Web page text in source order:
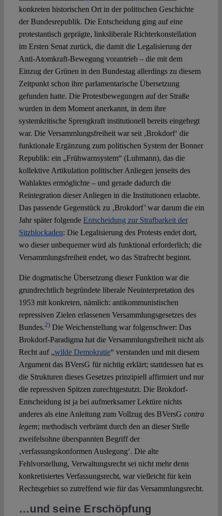
konkreten historischen Ort in der politischen Geschichte
der Bundesrepublik. Die Entscheidung ging auf eine
protestantisch geprägte, linksliberale Richterkonstellation
im Ersten Senat zurück, die damit die Legalisierung der
Anti-Atomkraft-Bewegung vorantrieb – die mit dem
Einzug der Grünen in den Bundestag allerdings zu diesem
Zeitpunkt schon ihre parlamentarische Übersetzung
gefunden hatte. Die Protestbewegungen auf der Straße
wurden in dem Moment anerkannt, in dem ihre
systemkritische Sprengkraft institutionell bereits eingehegt
war. Die Versammlungsfreiheit war seit ‚Brokdorf‘ die
funktionale Ergänzung zum politischen System der Bonner
Republik: ein „Frühwarnsystem“ (Luhmann), das die
kollektive Artikulation politischer Anliegen jenseits des
Wahlaktes ermöglichte – und gerade dadurch die
Reintegration dieser Anliegen in die Institutionen erlaubte.
Das passende Gegenstück zu ‚Brokdorf’ war darum die ein
Jahr später folgende Entscheidung zur Strafbarkeit der
Sitzblockaden: Die Legalisierung des Protests endet dort,
wo dieser unbequemer wird als funktional erforderlich; die
Versammlungsfreiheit endet, wo das Strafrecht beginnt.
Die dogmatische Übersetzung dieser Funktion war die
grundrechtlich begründete liberale Neuinterpretation des
1953 mit konkreten, nämlich: antikommunistischen
repressiven Zielen erlassenen Versammlungsgesetzes des
Bundes.2)Die Weichenstellung war folgenschwer: Das
Brokdorf-Paradigma hat die Versammlungsfreiheit nicht als
Recht auf „wilde Demokratie“ verstanden und mit diesem
Argument das BVersG für nichtig erklärt; stattdessen hat es
die Strukturen dieses Gesetzes prinzipiell affirmiert und nur
die repressiven Spitzen zurechtgestutzt. Die Brokdorf-
Entscheidung ist ja bei aufmerksamer Lektüre nichts
anderes als eine Anleitung zum Vollzug des BVersG contra
legem; methodisch verbrämt durch den an dieser Stelle
zweifelsohne überspannten Begriff der
‚verfassungskonformen Auslegung‘. Die alte
Fehlvorstellung, Verwaltungsrecht sei nicht mehr denn
konkretisiertes Verfassungsrecht, war vielleicht für kein
Rechtsgebiet so zutreffend wie für das Versammlungsrecht.
…und seine Erschöpfung